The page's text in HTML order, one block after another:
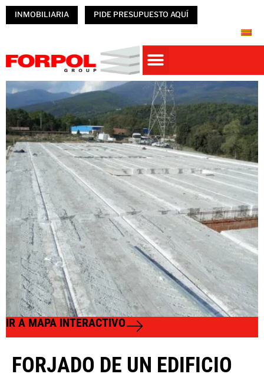
INMOBILIARIA PIDE PRESUPUESTO AQUÍ
IR A MAPA INTERACTIVO
FORJADO DE UN EDIFICIO